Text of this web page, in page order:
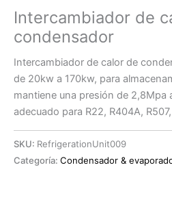
Intercambiador de
condensador
Intercambiador de calor de
de 20kw a 170kw, para
mantiene una presión de 2,8Mpa
adecuado para R22, R404A,
SKU: RefrigerationUnit009
Categoría: Condensador &